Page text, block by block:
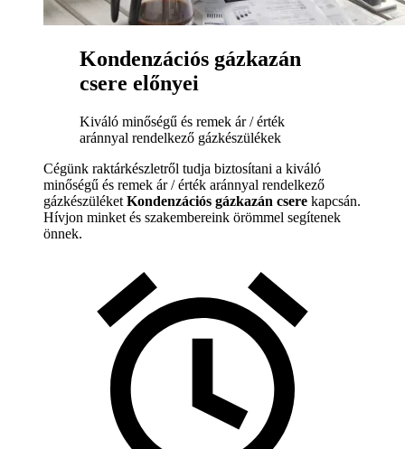
Kondenzációs gázkazán
csere előnyei
Kiváló minőségű és remek ár / érték
aránnyal rendelkező gázkészülékek
Cégünk raktárkészletről tudja biztosítani a kiváló
minőségű és remek ár / érték aránnyal rendelkező
gázkészüléket Kondenzációs gázkazán csere kapcsán.
Hívjon minket és szakembereink örömmel segítenek
önnek.